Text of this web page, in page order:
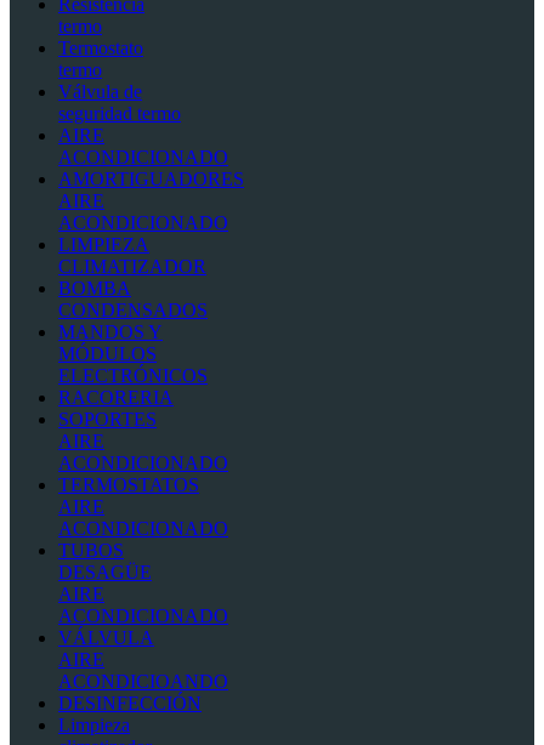
Resistencia
termo
Termostato
termo
Válvula de
seguridad termo
AIRE
ACONDICIONADO
AMORTIGUADORES
AIRE
ACONDICIONADO
LIMPIEZA
CLIMATIZADOR
BOMBA
CONDENSADOS
MANDOS Y
MÓDULOS
ELECTRÓNICOS
RACORERIA
SOPORTES
AIRE
ACONDICIONADO
TERMOSTATOS
AIRE
ACONDICIONADO
TUBOS
DESAGÜE
AIRE
ACONDICIONADO
VÁLVULA
AIRE
ACONDICIOANDO
DESINFECCIÓN
Limpieza